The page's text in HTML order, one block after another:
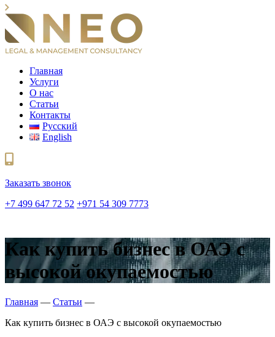
Главная
Услуги
О нас
Статьи
Контакты
Русский
English
Заказать звонок
+7 499 647 72 52 +971 54 309 7773
Как купить бизнес в ОАЭ с
высокой окупаемостью
Главная — Статьи —
Как купить бизнес в ОАЭ с высокой окупаемостью